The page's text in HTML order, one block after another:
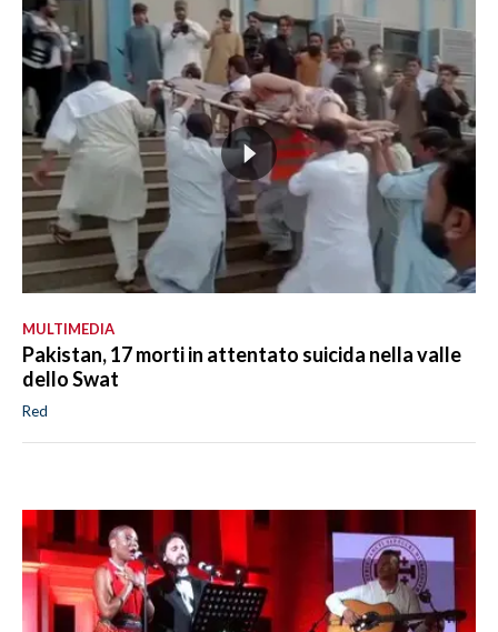
MULTIMEDIA
Pakistan, 17 morti in attentato suicida nella valle
dello Swat
Red